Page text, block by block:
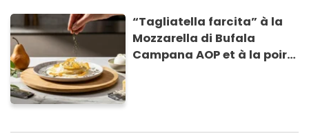
“Tagliatella farcita” à la
Mozzarella di Bufala
Campana AOP et à la poire